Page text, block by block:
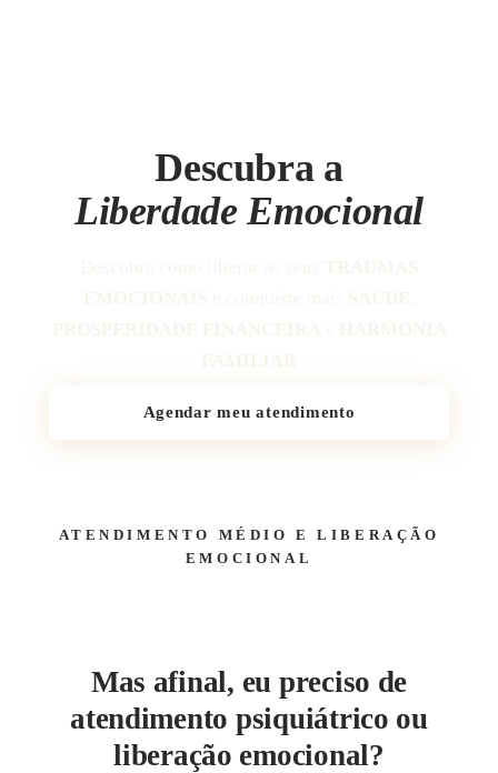
Descubra a
Liberdade Emocional
Agendar meu atendimento
ATENDIMENTO MÉDIO E LIBERAÇÃO
EMOCIONAL
Mas afinal, eu preciso de
atendimento psiquiátrico ou
liberação emocional?